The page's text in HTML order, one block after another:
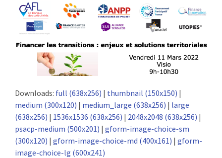
e
:
ANPP
RENCONTRES
PUBLICATIONS
JURIDIQUE
EUROPE
EMPLOI
Downloads: full (638x256) | thumbnail (150x150) |
medium (300x120) | medium_large (638x256) | large
(638x256) | 1536x1536 (638x256) | 2048x2048 (638x256) |
psacp-medium (500x201) | gform-image-choice-sm
(300x120) | gform-image-choice-md (400x161) | gform-
image-choice-lg (600x241)